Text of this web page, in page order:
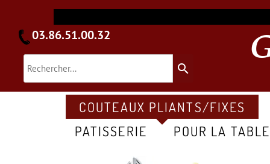
search
COUTEAUX PLIANTS/FIXES
PATISSERIE
POUR LA TABLE
03.86.51.00.32